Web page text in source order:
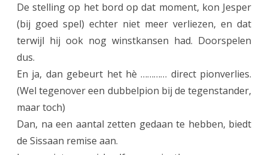
De stelling op het bord op dat moment, kon Jesper
(bij goed spel) echter niet meer verliezen, en dat
terwijl hij ook nog winstkansen had. Doorspelen
dus.
En ja, dan gebeurt het hè ………… direct pionverlies.
(Wel tegenover een dubbelpion bij de tegenstander,
maar toch)
Dan, na een aantal zetten gedaan te hebben, biedt
de Sissaan remise aan.